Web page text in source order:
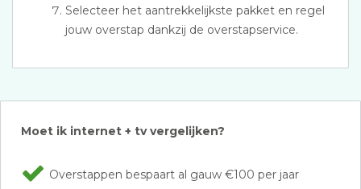
Selecteer het aantrekkelijkste pakket en regel
jouw overstap dankzij de overstapservice.
Moet ik internet + tv vergelijken?
Overstappen bespaart al gauw €100 per jaar